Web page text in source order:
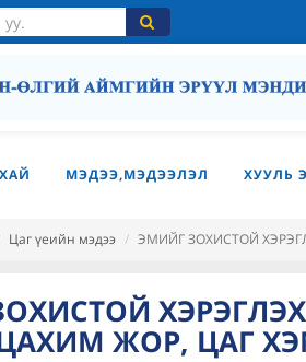
МЭДЭЭ,МЭДЭЭЛЭЛ ХУУЛЬ
Цаг үеийн мэдээ ЭМИЙГ ЗОХИСТОЙ
ЖОР, ЦАГ